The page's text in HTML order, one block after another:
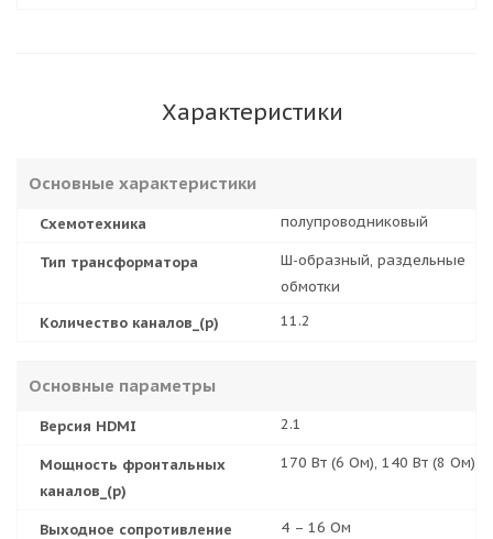
Характеристики
Основные характеристики
Схемотехника полупроводниковый
Тип трансформатора
Ш-образный, раздельные
обмотки
Количество каналов_(р)
11.2
Основные параметры
Версия HDMI 2.1
Мощность фронтальных
каналов_(р)
170 Вт (6 Ом), 140 Вт (8 Ом)
Выходное сопротивление 4 – 16 Ом